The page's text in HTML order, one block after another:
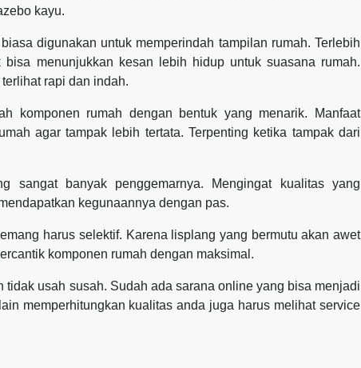
kayu.
digunakan untuk memperindah tampilan rumah. Terlebih
menunjukkan kesan lebih hidup untuk suasana rumah.
rapi dan indah.
komponen rumah dengan bentuk yang menarik. Manfaat
agar tampak lebih tertata. Terpenting ketika tampak dari
sangat banyak penggemarnya. Mengingat kualitas yang
kegunaannya dengan pas.
harus selektif. Karena lisplang yang bermutu akan awet
komponen rumah dengan maksimal.
tidak usah susah. Sudah ada sarana online yang bisa menjadi
memperhitungkan kualitas anda juga harus melihat service